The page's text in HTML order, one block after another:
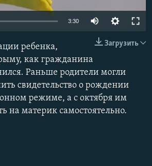
КРЫМА
3:30
Загрузить
ребенка,
как гражданина
Раньше родители могли
свидетельство о рождении
режиме, а с октября им
на материк самостоятельно.